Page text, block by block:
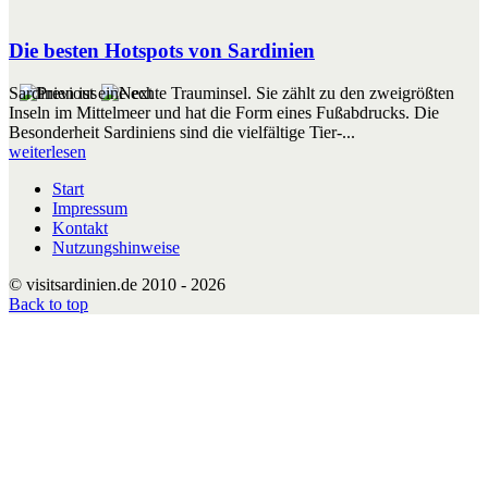
Die besten Hotspots von Sardinien
Sardinien ist eine echte Trauminsel. Sie zählt zu den zweigrößten
Inseln im Mittelmeer und hat die Form eines Fußabdrucks. Die
Besonderheit Sardiniens sind die vielfältige Tier-...
weiterlesen
Start
Impressum
Kontakt
Nutzungshinweise
© visitsardinien.de 2010 - 2026
Back to top